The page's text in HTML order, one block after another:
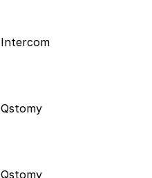
Intercom
Qstomy
Qstomy